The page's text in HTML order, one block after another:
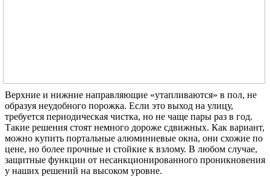
Верхние и нижние направляющие «утапливаются» в пол, не
образуя неудобного порожка. Если это выход на улицу,
требуется периодическая чистка, но не чаще пары раз в год.
Такие решения стоят немного дороже сдвижных. Как вариант,
можно купить портальные алюминиевые окна, они схожие по
цене, но более прочные и стойкие к взлому. В любом случае,
защитные функции от несанкционированного проникновения
у наших решений на высоком уровне.